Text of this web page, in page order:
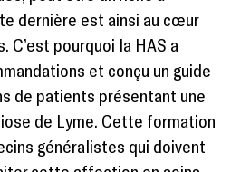
dernière est ainsi au cœur
C’est pourquoi la HAS a
et conçu un guide
de patients présentant une
de Lyme. Cette formation
généralistes qui doivent